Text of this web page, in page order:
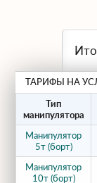
платформе
Наша
ТАРИФЫ НА
Тип
манипулятора
Манипулятор
5т (борт)
Манипулятор
10т (борт)